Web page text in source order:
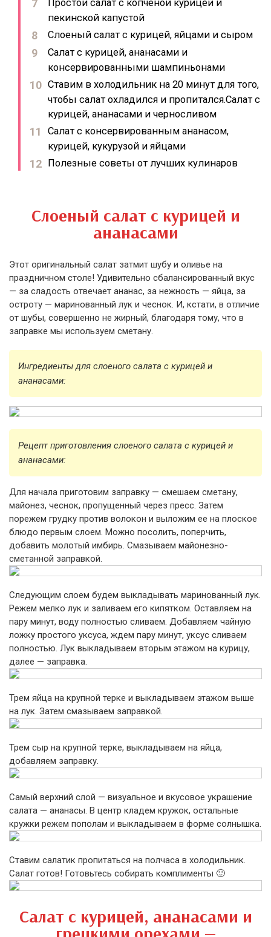
Простой салат с копченой курицей и
пекинской капустой
Слоеный салат с курицей, яйцами и сыром
Салат с курицей, ананасами и
консервированными шампиньонами
Ставим в холодильник на 20 минут для того,
чтобы салат охладился и пропитался.Салат с
курицей, ананасами и черносливом
Салат с консервированным ананасом,
курицей, кукурузой и яйцами
Полезные советы от лучших кулинаров
Слоеный салат с курицей и
ананасами
Этот оригинальный салат затмит шубу и оливье на
праздничном столе! Удивительно сбалансированный вкус
— за сладость отвечает ананас, за нежность — яйца, за
остроту — маринованный лук и чеснок. И, кстати, в отличие
от шубы, совершенно не жирный, благодаря тому, что в
заправке мы используем сметану.
Ингредиенты для слоеного салата с курицей и
ананасами:
Рецепт приготовления слоеного салата с курицей и
ананасами:
Для начала приготовим заправку — смешаем сметану,
майонез, чеснок, пропущенный через пресс. Затем
порежем грудку против волокон и выложим ее на плоское
блюдо первым слоем. Можно посолить, поперчить,
добавить молотый имбирь. Смазываем майонезно-
сметанной заправкой.
Следующим слоем будем выкладывать маринованный лук.
Режем мелко лук и заливаем его кипятком. Оставляем на
пару минут, воду полностью сливаем. Добавляем чайную
ложку простого уксуса, ждем пару минут, уксус сливаем
полностью. Лук выкладываем вторым этажом на курицу,
далее — заправка.
Трем яйца на крупной терке и выкладываем этажом выше
на лук. Затем смазываем заправкой.
Трем сыр на крупной терке, выкладываем на яйца,
добавляем заправку.
Самый верхний слой — визуальное и вкусовое украшение
салата — ананасы. В центр кладем кружок, остальные
кружки режем пополам и выкладываем в форме солнышка.
Ставим салатик пропитаться на полчаса в холодильник.
Салат готов! Готовьтесь собирать комплименты 🙂
Салат с курицей, ананасами и